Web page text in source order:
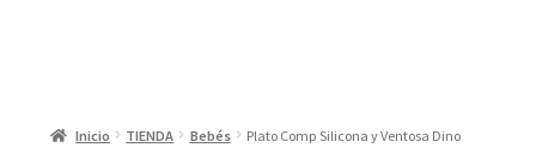
Inicio TIENDA Bebés Plato Comp Silicona y Ventosa Dino